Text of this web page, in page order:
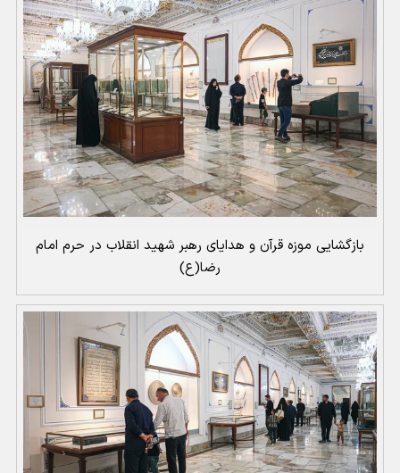
بازگشایی موزه قرآن و هدایای رهبر شهید انقلاب در حرم امام
رضا(ع)